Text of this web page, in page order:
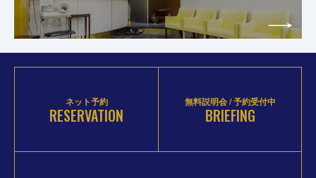
ネット予約
RESERVATION
無料説明会 / 予約受付中
BRIEFING